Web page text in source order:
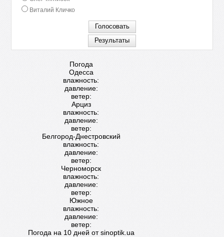
Виталий Кличко
Погода
Одесса
влажность:
давление:
ветер:
Арциз
влажность:
давление:
ветер:
Белгород-Днестровский
влажность:
давление:
ветер:
Черноморск
влажность:
давление:
ветер:
Южное
влажность:
давление:
ветер:
Погода на 10 дней отsinoptik.ua